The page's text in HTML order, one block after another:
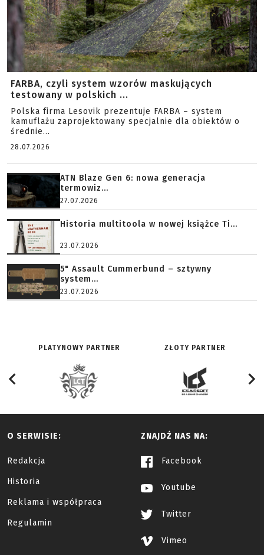
FARBA, czyli system wzorów maskujących
testowany w polskich ...
Polska firma Lesovik prezentuje FARBA – system
kamuflażu zaprojektowany specjalnie dla obiektów o
średnie...
28.07.2026
ATN Blaze Gen 6: nowa generacja
termowiz...
27.07.2026
Historia multitoola w nowej książce Ti...
23.07.2026
5" Assault Cummerbund – sztywny
system...
23.07.2026
PLATYNOWY PARTNER ZŁOTY PARTNER
O SERWISIE:
Redakcja
Historia
Reklama i współpraca
Regulamin
ZNAJDŹ NAS NA:
Facebook
Youtube
Twitter
Vimeo